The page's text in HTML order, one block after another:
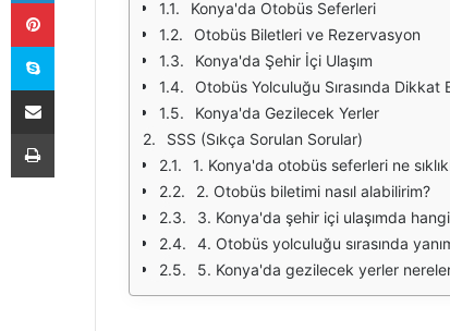
Konya'da Otobüs Seferleri
Otobüs Biletleri ve Rezervasyon
Konya'da Şehir İçi Ulaşım
Otobüs Yolculuğu Sırasında Dikkat
Konya'da Gezilecek Yerler
SSS (Sıkça Sorulan Sorular)
1. Konya'da otobüs seferleri ne
2. Otobüs biletimi nasıl alabilirim?
3. Konya'da şehir içi ulaşımda
4. Otobüs yolculuğu sırasında
5. Konya'da gezilecek yerler
Skype
E-Posta ile paylaş